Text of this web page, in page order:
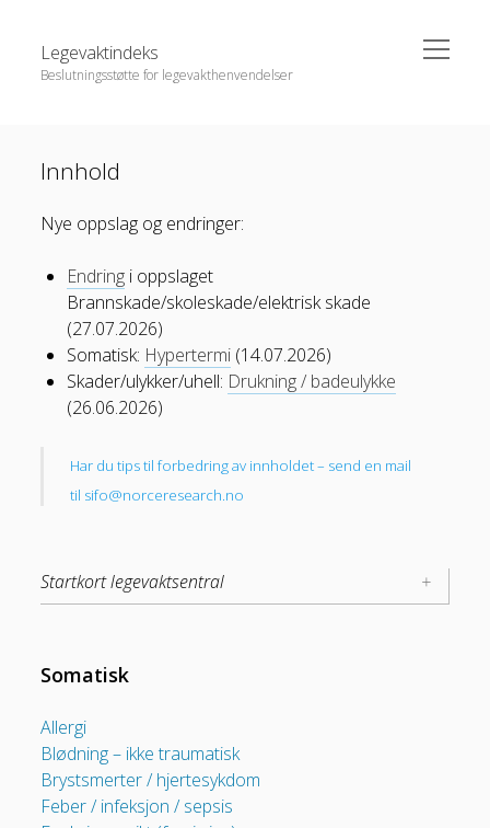
Legevaktindeks
Beslutningsstøtte for legevakthenvendelser
open
menu
Endringer
Brukervilkår og personvern
Innhold
Nye oppslag og endringer:
Endring i oppslaget
Brannskade/skoleskade/elektrisk skade
(27.07.2026)
Somatisk: Hypertermi (14.07.2026)
Skader/ulykker/uhell: Drukning / badeulykke
(26.06.2026)
Har du tips til forbedring av innholdet – send en mail
til sifo@norceresearch.no
Startkort legevaktsentral
Somatisk
Allergi
Blødning – ikke traumatisk
Brystsmerter / hjertesykdom
Feber / infeksjon / sepsis